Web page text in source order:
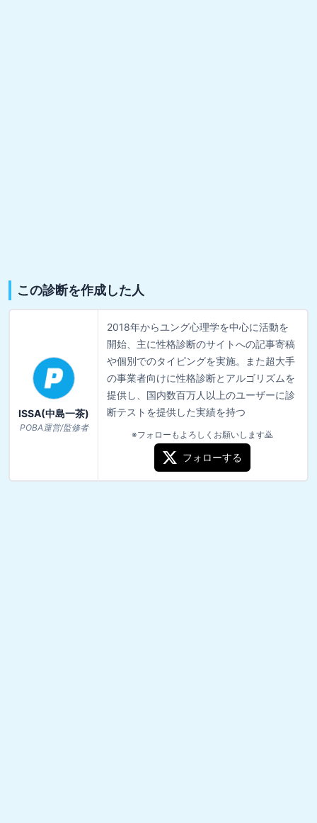
この診断を作成した人
ISSA(中島一茶)
POBA運営/監修者
2018年からユング心理学を中心に活動を
開始、主に性格診断のサイトへの記事寄稿
や個別でのタイピングを実施。また超大手
の事業者向けに性格診断とアルゴリズムを
提供し、国内数百万人以上のユーザーに診
断テストを提供した実績を持つ
※フォローもよろしくお願いします🙇
フォローする